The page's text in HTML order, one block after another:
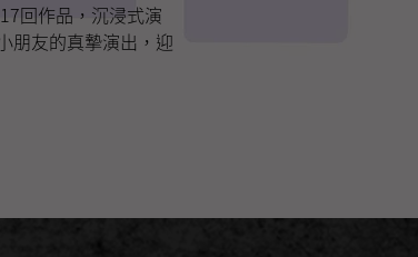
回作品，沉浸式演
朋友的真摯演出，迎